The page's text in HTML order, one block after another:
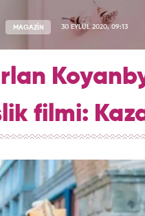
MAGAZİN 30 EYLÜL 2020, 09:13
filmi: